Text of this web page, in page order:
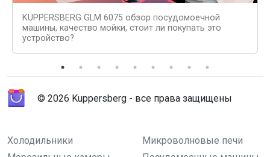
KUPPERSBERG GLM 6075 обзор посудомоечной
машины, качество мойки, стоит ли покупать это
устройство?
© 2026 Kuppersberg - все права защищены
Холодильники
Микроволновые печи